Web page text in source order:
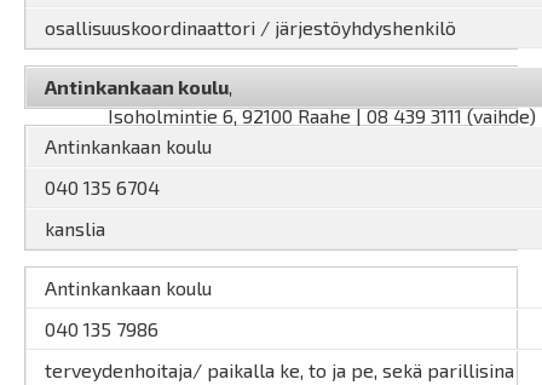
osallisuuskoordinaattori / järjestöyhdyshenkilö
Antinkankaan koulu,
Isoholmintie 6, 92100 Raahe | 08 439 3111 (vaihde)
Antinkankaan koulu
040 135 6704
kanslia
Antinkankaan koulu
040 135 7986
terveydenhoitaja/ paikalla ke, to ja pe, sekä parillisina